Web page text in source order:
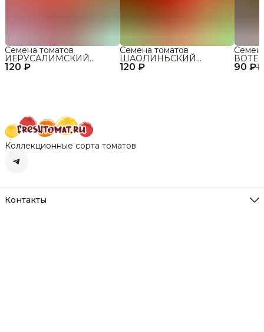
120 ₽
Семена томатов
ИЕРУСАЛИМСКИЙ
ГИГАНТ сорт для 120 ₽
Семена томатов
ШАОЛИНЬСКИЙ
ВЕЛИКАН сорт для 90 ₽
Коллекционные сорта томатов
Контакты